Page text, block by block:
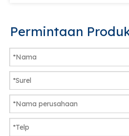
Permintaan